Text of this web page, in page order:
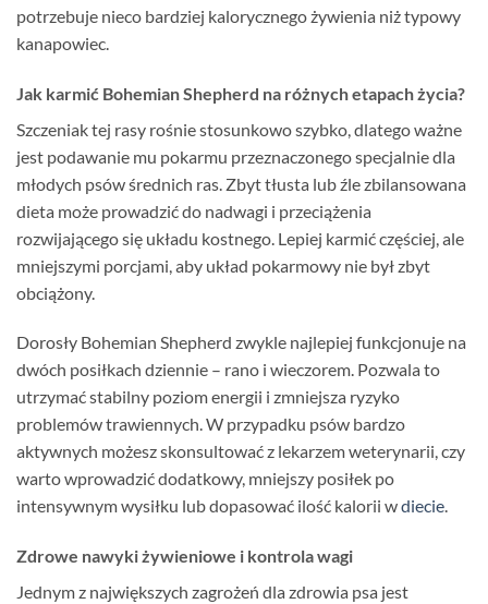
potrzebuje nieco bardziej kalorycznego żywienia niż typowy
kanapowiec.
Jak karmić Bohemian Shepherd na różnych etapach życia?
Szczeniak tej rasy rośnie stosunkowo szybko, dlatego ważne
jest podawanie mu pokarmu przeznaczonego specjalnie dla
młodych psów średnich ras. Zbyt tłusta lub źle zbilansowana
dieta może prowadzić do nadwagi i przeciążenia
rozwijającego się układu kostnego. Lepiej karmić częściej, ale
mniejszymi porcjami, aby układ pokarmowy nie był zbyt
obciążony.
Dorosły Bohemian Shepherd zwykle najlepiej funkcjonuje na
dwóch posiłkach dziennie – rano i wieczorem. Pozwala to
utrzymać stabilny poziom energii i zmniejsza ryzyko
problemów trawiennych. W przypadku psów bardzo
aktywnych możesz skonsultować z lekarzem weterynarii, czy
warto wprowadzić dodatkowy, mniejszy posiłek po
intensywnym wysiłku lub dopasować ilość kalorii wdiecie.
Zdrowe nawyki żywieniowe i kontrola wagi
Jednym z największych zagrożeń dla zdrowia psa jest